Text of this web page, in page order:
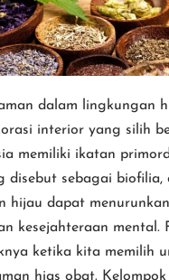
dalam lingkungan
interior yang silih
memiliki ikatan
disebut sebagai biofilia,
hijau dapat
kesejahteraan mental.
ketika kita memilih
hias obat.